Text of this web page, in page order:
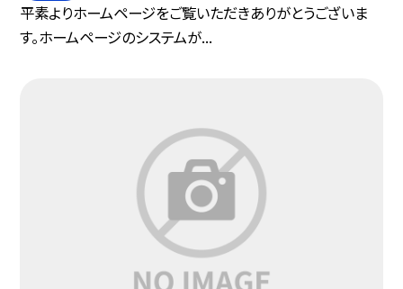
平素よりホームページをご覧いただきありがとうございま
す。ホームページのシステムが...